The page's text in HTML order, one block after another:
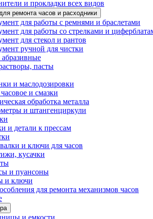
и прокладки всех видов
ремонта часов и расходники
для работы с ремнями и браслетами
для работы со стрелками и
для стекол и рантов
ручной для чистки
пасты
и маслодозировки
и смазки
обработка металла
и штангенциркули
и детали к прессам
и ключи для часов
кусачки
и пуансоны
и ключи
для ремонта механизмов часов
и емкости